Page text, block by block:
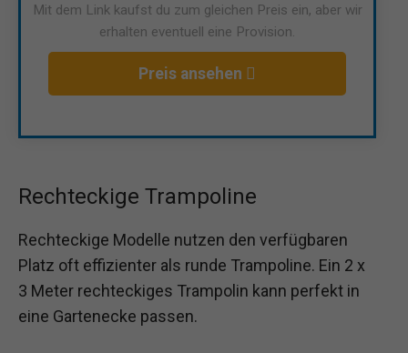
Mit dem Link kaufst du zum gleichen Preis ein, aber wir
erhalten eventuell eine Provision.
Preis ansehen
Rechteckige Trampoline
Rechteckige Modelle nutzen den verfügbaren
Platz oft effizienter als runde Trampoline. Ein 2 x
3 Meter rechteckiges Trampolin kann perfekt in
eine Gartenecke passen.